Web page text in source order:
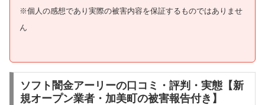
※個人の感想であり実際の被害内容を保証するものではありませ
ん
ソフト闇金アーリーの口コミ・評判・実態【新
規オープン業者・加美町の被害報告付き】